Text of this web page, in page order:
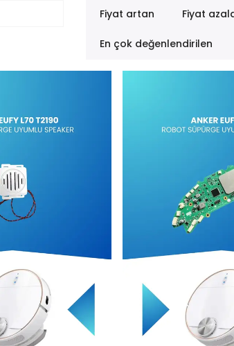
Fiyat artan Fiyat
En çok değenlendirilen